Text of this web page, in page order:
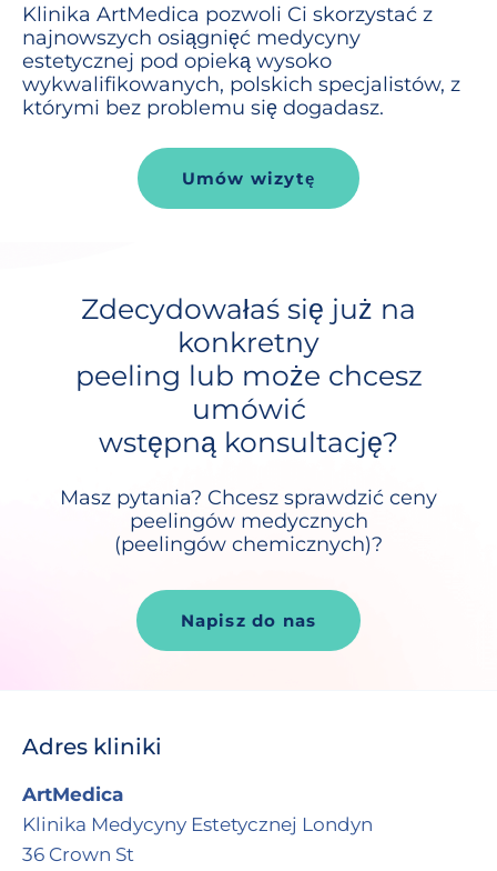
Klinika ArtMedica pozwoli Ci skorzystać z
najnowszych osiągnięć medycyny
estetycznej pod opieką wysoko
wykwalifikowanych, polskich specjalistów, z
którymi bez problemu się dogadasz.
Umów wizytę
Zdecydowałaś się już na
konkretny
peeling lub może chcesz
umówić
wstępną konsultację?
Masz pytania? Chcesz sprawdzić ceny
peelingów medycznych
(peelingów chemicznych)?
Napisz do nas
Adres kliniki
ArtMedica
Klinika Medycyny Estetycznej Londyn
36 Crown St